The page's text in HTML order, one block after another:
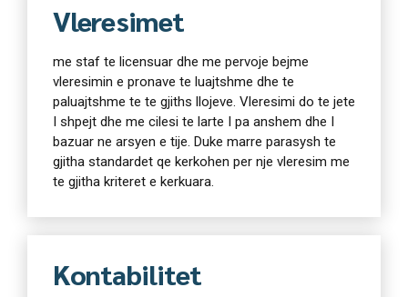
Vleresimet
me staf te licensuar dhe me pervoje bejme
vleresimin e pronave te luajtshme dhe te
paluajtshme te te gjiths llojeve. Vleresimi do te jete
I shpejt dhe me cilesi te larte I pa anshem dhe I
bazuar ne arsyen e tije. Duke marre parasysh te
gjitha standardet qe kerkohen per nje vleresim me
te gjitha kriteret e kerkuara.
Kontabilitet